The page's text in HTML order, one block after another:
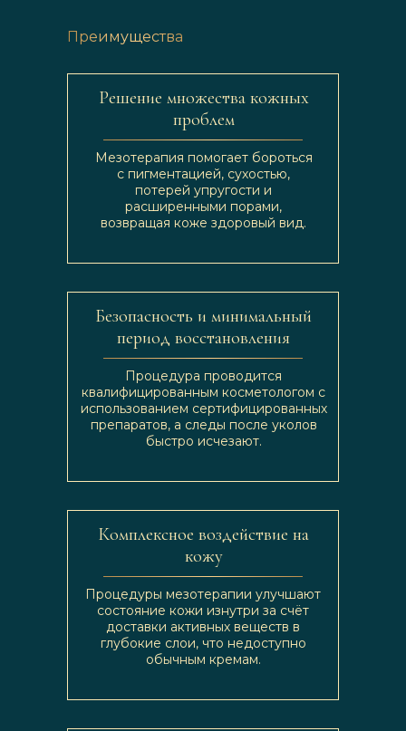
Преимущества
Решение множества кожных
проблем
Мезотерапия помогает бороться
с пигментацией, сухостью,
потерей упругости и
расширенными порами,
возвращая коже здоровый вид.
Комплексное воздействие на
кожу
Процедуры мезотерапии улучшают
состояние кожи изнутри за счёт
доставки активных веществ в
глубокие слои, что недоступно
обычным кремам.
Безопасность и минимальный
период восстановления
Процедура проводится
квалифицированным косметологом с
использованием сертифицированных
препаратов, а следы после уколов
быстро исчезают.